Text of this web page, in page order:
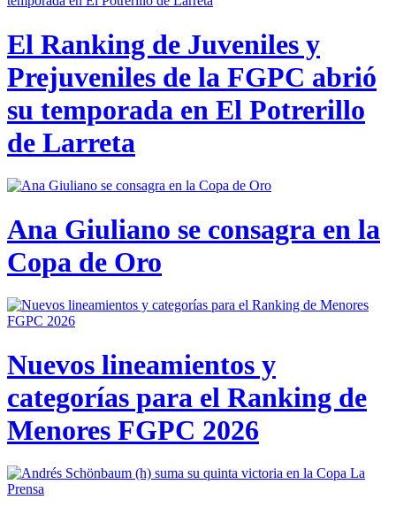
El Ranking de Juveniles y
Prejuveniles de la FGPC abrió
su temporada en El Potrerillo
de Larreta
Ana Giuliano se consagra en la
Copa de Oro
Nuevos lineamientos y
categorías para el Ranking de
Menores FGPC 2026